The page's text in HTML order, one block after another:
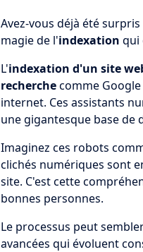
Avez-vous déjà été
magie de l'indexation qui
L'indexation d'un site
recherchecomme
internet. Ces assistants
une gigantesque base de
Imaginez ces robots
clichés numériques sont
site. C'est cette
bonnes personnes.
Le processus peut
avancées qui évoluent